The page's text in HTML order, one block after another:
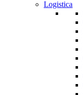
Logistica